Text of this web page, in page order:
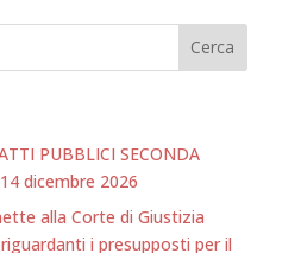
PUBBLICI SECONDA
dicembre 2026
alla Corte di Giustizia
i presupposti per il